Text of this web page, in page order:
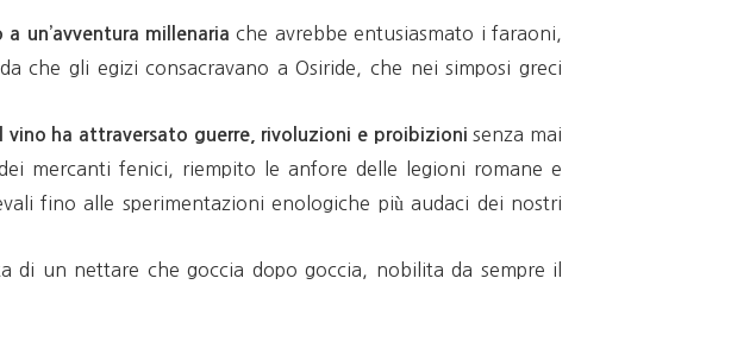
un’avventura millenariache avrebbe entusiasmato i faraoni,
che gli egizi consacravano a Osiride, che nei simposi greci
vino ha attraversato guerre, rivoluzioni e proibizioni senza mai
mercanti fenici, riempito le anfore delle legioni romane e
fino alle sperimentazioni enologiche più audaci dei nostri
di un nettare che goccia dopo goccia, nobilita da sempre il